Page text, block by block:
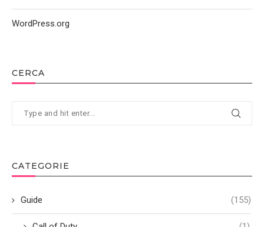
CERCA
CATEGORIE
Guide (155)
WordPress.org